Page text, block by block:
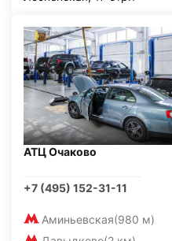
АТЦ Очаково
+7 (495) 152-31-11
Аминьевская(980 м)